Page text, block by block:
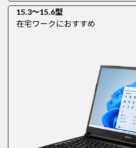
15.3～15.6型
在宅ワークにおすすめ